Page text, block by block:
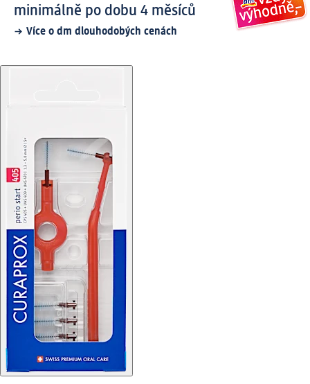
minimálně po dobu 4 měsíců
Více o dm dlouhodobých cenách